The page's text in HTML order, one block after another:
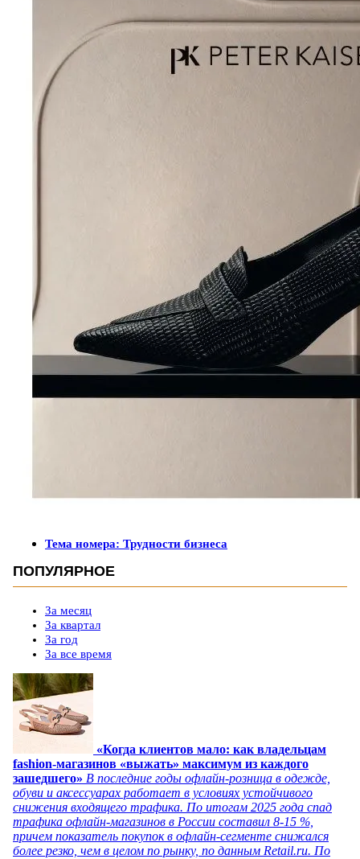
Тема номера: Трудности бизнеса
ПОПУЛЯРНОЕ
За месяц
За квартал
За год
За все время
«Когда клиентов мало: как владельцам
fashion-магазинов «выжать» максимум из каждого
зашедшего» В последние годы офлайн-розница в одежде,
обуви и аксессуарах работает в условиях устойчивого
снижения входящего трафика. По итогам 2025 года спад
трафика офлайн-магазинов в России составил 8-15 %,
причем показатель покупок в офлайн-сегменте снижался
более резко, чем в целом по рынку, по данным Retail.ru. По